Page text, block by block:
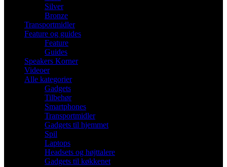
Silver
Bronze
Transportmidler
Feature og guides
Feature
Guides
Speakers Korner
Videoer
Alle kategorier
Gadgets
Tilbehør
Smartphones
Transportmidler
Gadgets til hjemmet
Spil
Laptops
Headsets og højttalere
Gadgets til køkkenet